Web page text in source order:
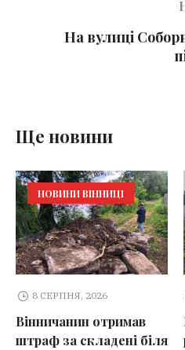
На вулиці
Ще новини
НОВИНИ ВІННИЦІ
8 СЕРПНЯ, 2026
Вінничанин отримав
штраф за складені біля